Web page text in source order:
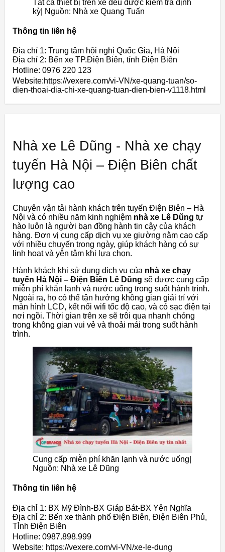
Tất cả thiết bị trên xe đều được kiểm tra định
kỳ| Nguồn: Nhà xe Quang Tuấn
Thông tin liên hệ
Địa chỉ 1: Trung tâm hội nghị Quốc Gia, Hà Nội
Địa chỉ 2: Bến xe TP.Điện Biên, tỉnh Điện Biên
Hotline: 0976 220 123
Website:https://vexere.com/vi-VN/xe-quang-tuan/so-
dien-thoai-dia-chi-xe-quang-tuan-dien-bien-v1118.html
Nhà xe Lê Dũng - Nhà xe chạy
tuyến Hà Nội – Điện Biên chất
lượng cao
Chuyên vận tải hành khách trên tuyến Điện Biên – Hà
Nội và có nhiều năm kinh nghiệm nhà xe Lê Dũng tự
hào luôn là người bạn đồng hành tin cậy của khách
hàng. Đơn vị cung cấp dịch vụ xe giường nằm cao cấp
với nhiều chuyến trong ngày, giúp khách hàng có sự
linh hoạt và yên tâm khi lựa chọn.
Hành khách khi sử dụng dịch vụ của nhà xe chạy
tuyến Hà Nội – Điện Biên Lê Dũng sẽ được cung cấp
miễn phí khăn lạnh và nước uống trong suốt hành trình.
Ngoài ra, họ có thể tận hưởng không gian giải trí với
màn hình LCD, kết nối wifi tốc độ cao, và có sạc điện tại
nơi ngồi. Thời gian trên xe sẽ trôi qua nhanh chóng
trong không gian vui vẻ và thoải mái trong suốt hành
trình.
Cung cấp miễn phí khăn lạnh và nước uống|
Nguồn: Nhà xe Lê Dũng
Thông tin liên hệ
Địa chỉ 1: BX Mỹ Đình-BX Giáp Bát-BX Yên Nghĩa
Địa chỉ 2: Bến xe thành phố Điện Biên, Điện Biên Phủ,
Tỉnh Điện Biên
Hotline: 0987.898.999
Website: https://vexere.com/vi-VN/xe-le-dung